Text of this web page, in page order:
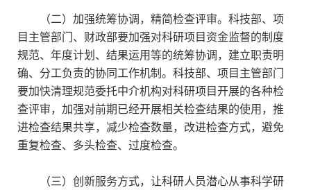
（二）加强统筹协调，精简检查评审。科技部、项
目主管部门、财政部要加强对科研项目资金监督的制度
规范、年度计划、结果运用等的统筹协调，建立职责明
确、分工负责的协同工作机制。科技部、项目主管部门
要加快清理规范委托中介机构对科研项目开展的各种检
查评审，加强对前期已经开展相关检查结果的使用，推
进检查结果共享，减少检查数量，改进检查方式，避免
重复检查、多头检查、过度检查。
（三）创新服务方式，让科研人员潜心从事科学研